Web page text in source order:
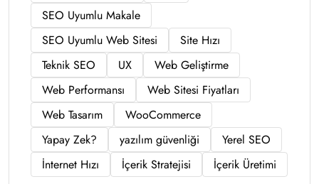
SEO Uyumlu Makale
SEO Uyumlu Web Sitesi
Site Hızı
Teknik SEO
UX
Web Geliştirme
Web Performansı
Web Sitesi Fiyatları
Web Tasarım
WooCommerce
Yapay Zek?
yazılım güvenliği
Yerel SEO
İnternet Hızı
İçerik Stratejisi İçerik Üretimi